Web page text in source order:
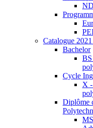
Catalogue
Bachelor
Cycle
X -
Diplôme